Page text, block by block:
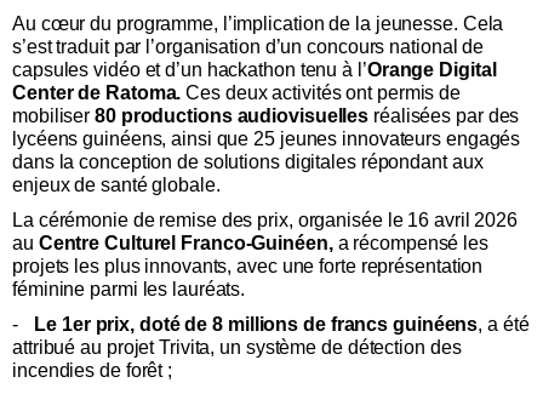
Au cœur du programme, l’implication de la jeunesse. Cela
s’est traduit par l’organisation d’un concours national de
capsules vidéo et d’un hackathon tenu à l’Orange Digital
Center de Ratoma. Ces deux activités ont permis de
mobiliser80 productions audiovisuelles réalisées par des
lycéens guinéens, ainsi que 25 jeunes innovateurs engagés
dans la conception de solutions digitales répondant aux
enjeux de santé globale.
La cérémonie de remise des prix, organisée le 16 avril 2026
au Centre Culturel Franco-Guinéen,a récompensé les
projets les plus innovants, avec une forte représentation
féminine parmi les lauréats.
-
Le 1er prix, doté de 8 millions de francs guinéens, a été
attribué au projet Trivita, un système de détection des
incendies de forêt ;